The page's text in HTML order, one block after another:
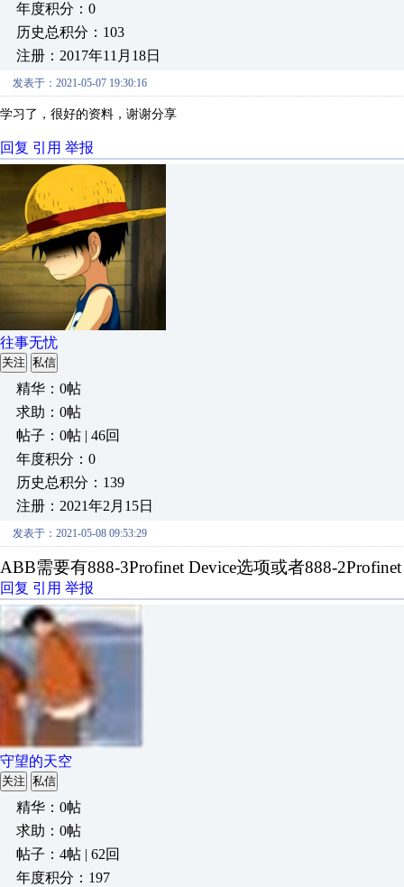
年度积分：0
历史总积分：103
注册：2017年11月18日
发表于：2021-05-07 19:30:16
学习了，很好的资料，谢谢分享
回复 引用 举报
往事无忧
关注 私信
精华：0帖
求助：0帖
帖子：0帖 | 46回
年度积分：0
历史总积分：139
注册：2021年2月15日
发表于：2021-05-08 09:53:29
ABB需要有888-3Profinet Device选项或者888-
回复 引用 举报
守望的天空
关注 私信
精华：0帖
求助：0帖
帖子：4帖 | 62回
年度积分：197